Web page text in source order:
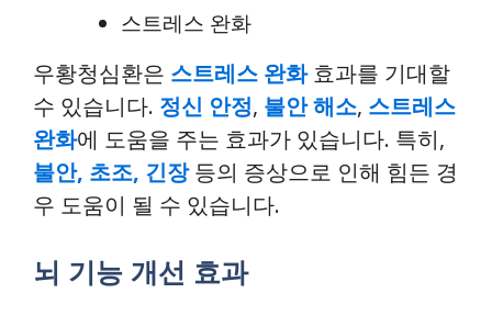
스트레스 완화
우황청심환은 스트레스 완화효과를 기대할
수 있습니다. 정신 안정, 불안 해소, 스트레스
완화에 도움을 주는 효과가 있습니다. 특히,
불안, 초조, 긴장등의 증상으로 인해 힘든 경
우 도움이 될 수 있습니다.
뇌 기능 개선 효과